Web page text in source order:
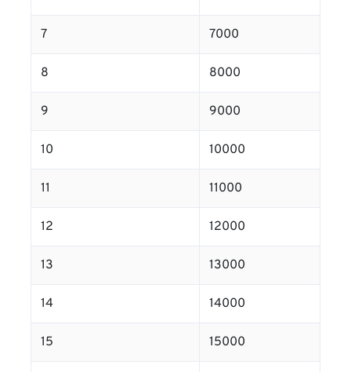
7 7000
8 8000
9 9000
10 10000
11 11000
12 12000
13 13000
14 14000
15 15000